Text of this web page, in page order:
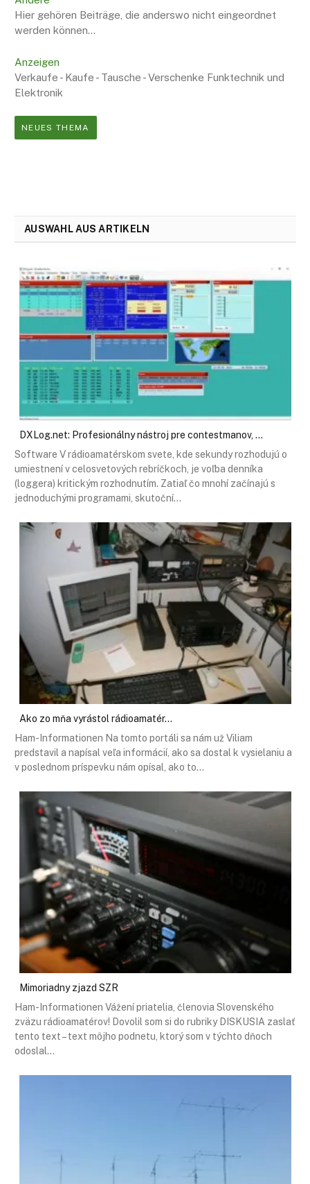
Hier gehören Beiträge, die anderswo nicht eingeordnet
werden können...
Anzeigen
Verkaufe - Kaufe - Tausche - Verschenke Funktechnik und
Elektronik
NEUES THEMA
AUSWAHL AUS ARTIKELN
DXLog.net: Profesionálny nástroj pre contestmanov, …
Software V rádioamatérskom svete, kde sekundy rozhodujú o
umiestnení v celosvetových rebríčkoch, je voľba denníka
(loggera) kritickým rozhodnutím. Zatiaľ čo mnohí začínajú s
jednoduchými programami, skutoční…
Ako zo mňa vyrástol rádioamatér...
Ham-Informationen Na tomto portáli sa nám už Viliam
predstavil a napísal veľa informácií, ako sa dostal k vysielaniu a
v poslednom príspevku nám opísal, ako to…
Mimoriadny zjazd SZR
Ham-Informationen Vážení priatelia, členovia Slovenského
zväzu rádioamatérov! Dovolil som si do rubriky DISKUSIA zaslať
tento text – text môjho podnetu, ktorý som v týchto dňoch
odoslal…